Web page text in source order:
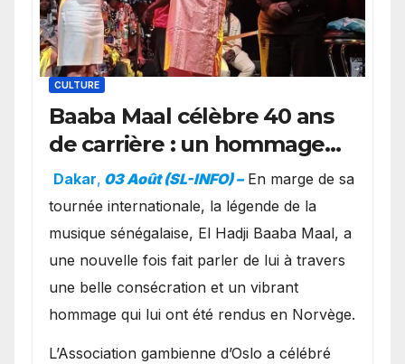
CULTURE
Baaba Maal célèbre 40 ans
de carrière : un hommage
exceptionnel à Oslo en
présence de la famille
royale.
Dakar, 03 Août (SL-INFO) – ​En marge de sa
tournée internationale, la légende de la
musique sénégalaise, El Hadji Baaba Maal, a
une nouvelle fois fait parler de lui à travers
une belle consécration et un vibrant
hommage qui lui ont été rendus en Norvège.
​L’Association gambienne d’Oslo a célébré